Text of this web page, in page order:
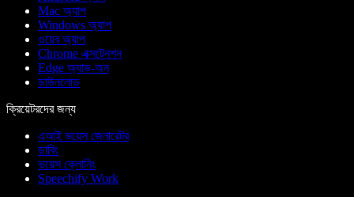
Mac অ্যাপ
Windows অ্যাপ
ওয়েব অ্যাপ
Chrome এক্সটেনশন
Edge অ্যাড-অন
ডাউনলোড
ক্রিয়েটরদের জন্য
এআই ভয়েস জেনারেটর
ডাবিং
ভয়েস ক্লোনিং
Speechify Work